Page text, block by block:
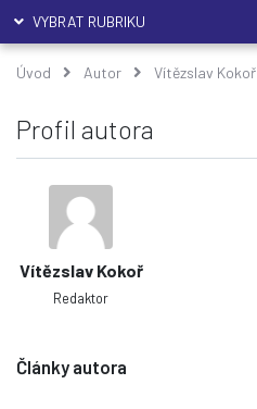
VYBRAT RUBRIKU
Úvod Autor Vítězslav Kokoř
Profil autora
Vítězslav Kokoř
Redaktor
Články autora